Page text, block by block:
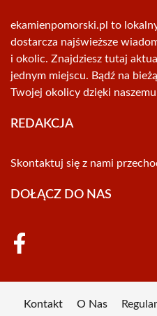
ekamienpomorski.pl to
dostarcza najświeższe
i okolic. Znajdziesz tutaj
jednym miejscu. Bądź na
Twojej okolicy dzięki
REDAKCJA
Skontaktuj się z nami
DOŁĄCZ DO NAS
Kontakt O Nas